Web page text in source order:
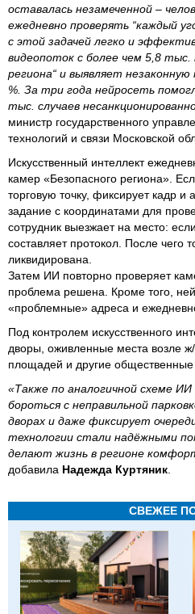
оставалась незамеченной –
ежедневно проверять “каждый
с этой задачей легко и
видеопоток с более чем 5,8 тыс.
региона“ и выявляет
%. За три года нейросеть
тыс. случаев
министр государственного
технологий и связи Московской
Искусственный интеллект
камер «Безопасного региона».
торговую точку, фиксирует кадр и
задание с координатами для
сотрудник выезжает на место:
составляет протокол. После чего
ликвидирована.
Затем ИИ повторно проверяет
проблема решена. Кроме того,
«проблемные» адреса и
Под контролем искусственного
дворы, оживленные места возле
площадей и другие общественные
«Также по аналогичной схеме
бороться с неправильной
дворах и даже фиксирует
технологии стали надёжными
делают жизнь в регионе
добавила Надежда Куртяник
СВЕЖЕЕ